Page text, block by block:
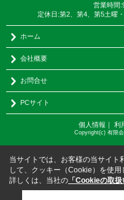
営業時間
定休日:第2、第4、第5土曜
ホーム
会社概要
お問合せ
PCサイト
個人情報 ｜ 利
Copyright(c) 有限
当サイトでは、お客様の当サイト
して、クッキー（Cookie）を使用
詳しくは、当社の 「Cookieの取扱